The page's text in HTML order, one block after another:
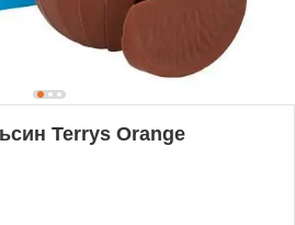
Terrys Orange